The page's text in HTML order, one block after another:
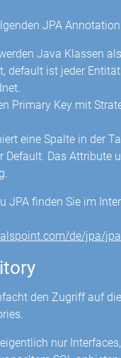
JPA
Java Klassen
default ist jeder
Primary Key mit
eine Spalte in der
Default. Das Attribute
JPA finden Sie im
de/jpa/
den Zugriff auf
nur